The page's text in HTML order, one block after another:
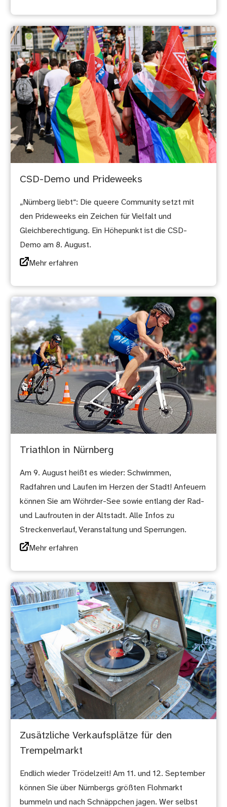
CSD-Demo und Prideweeks
„Nürnberg liebt“: Die queere Community setzt mit
den Prideweeks ein Zeichen für Vielfalt und
Gleichberechtigung. Ein Höhepunkt ist die CSD-
Demo am 8. August.
Mehr erfahren
Triathlon in Nürnberg
Am 9. August heißt es wieder: Schwimmen,
Radfahren und Laufen im Herzen der Stadt! Anfeuern
können Sie am Wöhrder-See sowie entlang der Rad-
und Laufrouten in der Altstadt. Alle Infos zu
Streckenverlauf, Veranstaltung und Sperrungen.
Mehr erfahren
Zusätzliche Verkaufsplätze für den
Trempelmarkt
Endlich wieder Trödelzeit! Am 11. und 12. September
können Sie über Nürnbergs größten Flohmarkt
bummeln und nach Schnäppchen jagen. Wer selbst